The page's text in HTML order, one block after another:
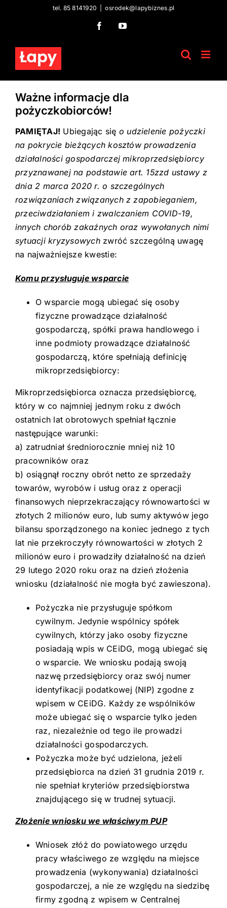
tel. 85 8141920 osrodek@lapybiznes.pl
FacebookYouTube
Ważne informacje dla
pożyczkobiorców!
PAMIĘTAJ! Ubiegając się o udzielenie pożyczki
na pokrycie bieżących kosztów prowadzenia
działalności gospodarczej mikroprzedsiębiorcy
przyznawanej na podstawie art. 15zzd ustawy z
dnia 2 marca 2020 r. o szczególnych
rozwiązaniach związanych z zapobieganiem,
przeciwdziałaniem i zwalczaniem COVID-19,
innych chorób zakaźnych oraz wywołanych nimi
sytuacji kryzysowychzwróć szczególną uwagę
na najważniejsze kwestie:
Komu przysługuje wsparcie
O wsparcie mogą ubiegać się osoby
fizyczne prowadzące działalność
gospodarczą, spółki prawa handlowego i
inne podmioty prowadzące działalność
gospodarczą, które spełniają definicję
mikroprzedsiębiorcy:
Mikroprzedsiębiorca oznacza przedsiębiorcę,
który w co najmniej jednym roku z dwóch
ostatnich lat obrotowych spełniał łącznie
następujące warunki:
a) zatrudniał średniorocznie mniej niż 10
pracowników oraz
b) osiągnął roczny obrót netto ze sprzedaży
towarów, wyrobów i usług oraz z operacji
finansowych nieprzekraczający równowartości w
złotych 2 milionów euro, lub sumy aktywów jego
bilansu sporządzonego na koniec jednego z tych
lat nie przekroczyły równowartości w złotych 2
milionów euro i prowadziły działalność na dzień
29 lutego 2020 roku oraz na dzień złożenia
wniosku (działalność nie mogła być zawieszona).
Pożyczka nie przysługuje spółkom
cywilnym. Jedynie wspólnicy spółek
cywilnych, którzy jako osoby fizyczne
posiadają wpis w CEiDG, mogą ubiegać się
o wsparcie. We wniosku podają swoją
nazwę przedsiębiorcy oraz swój numer
identyfikacji podatkowej (NIP) zgodne z
wpisem w CEiDG. Każdy ze wspólników
może ubiegać się o wsparcie tylko jeden
raz, niezależnie od tego ile prowadzi
działalności gospodarczych.
Pożyczka może być udzielona, jeżeli
przedsiębiorca na dzień 31 grudnia 2019 r.
nie spełniał kryteriów przedsiębiorstwa
znajdującego się w trudnej sytuacji.
Złożenie wniosku we właściwym PUP
Wniosek złóż do powiatowego urzędu
pracy właściwego ze względu na miejsce
prowadzenia (wykonywania) działalności
gospodarczej, a nie ze względu na siedzibę
firmy zgodną z wpisem w Centralnej